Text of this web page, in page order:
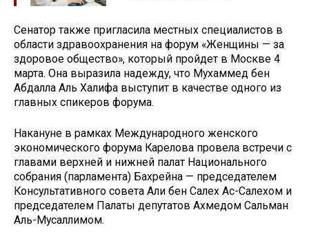
Сенатор также пригласила местных специалистов в
области здравоохранения на форум «Женщины — за
здоровое общество», который пройдет в Москве 4
марта. Она выразила надежду, что Мухаммед бен
Абдалла Аль Халифа выступит в качестве одного из
главных спикеров форума.
Накануне в рамках Международного женского
экономического форума Карелова провела встречи с
главами верхней и нижней палат Национального
собрания (парламента) Бахрейна — председателем
Консультативного совета Али бен Салех Ас-Салехом и
председателем Палаты депутатов Ахмедом Сальман
Аль-Мусаллимом.